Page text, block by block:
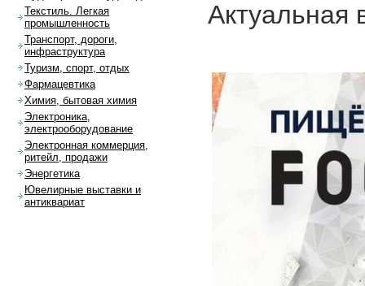
Актуальная
Текстиль. Легкая
промышленность
Транспорт, дороги,
инфраструктура
Туризм, спорт, отдых
Фармацевтика
Химия, бытовая химия
Электроника,
электрооборудование
Электронная коммерция,
ритейл, продажи
Энергетика
Ювелирные выставки и
антиквариат